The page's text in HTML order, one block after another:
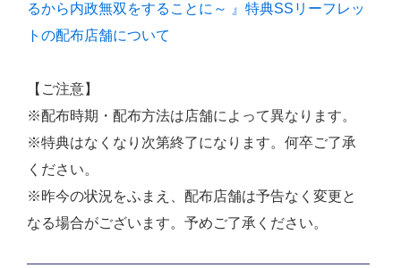
るから内政無双をすることに～ 』特典SSリーフレッ
トの配布店舗について
【ご注意】
※配布時期・配布方法は店舗によって異なります。
※特典はなくなり次第終了になります。何卒ご了承
ください。
※昨今の状況をふまえ、配布店舗は予告なく変更と
なる場合がございます。予めご了承ください。